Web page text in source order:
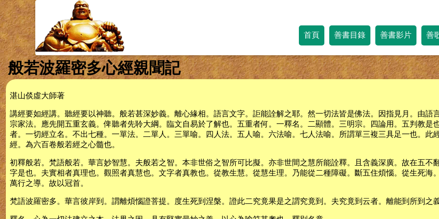
首頁 善書目錄 善書影片 善
般若波羅密多心經親聞記
湛山倓虛大師著
講經要如經講。聽經要以神聽。般若甚深妙義。離心緣相。語言文字。詎能詮解之耶。然一切法皆是佛法。因指見月。由
宗家法。應先開五重玄義。俾聽者先聆大綱。臨文自易於了解也。五重者何。一釋名。二顯體。三明宗。四論用。五判教
者。一切經立名。不出七種。一單法。二單人。三單喻。四人法。五人喻。六法喻。七人法喻。所謂單三複三具足一也。
經。為六百卷般若經之心髓也。
初釋般若。梵語般若。華言妙智慧。夫般若之智。本非世俗之智所可比擬。亦非世間之慧所能詮釋。且含義深廣。故在五
字是也。夫實相者真理也。觀照者真慧也。文字者真教也。從教生慧。從慧生理。乃能從二種障礙。斷五住煩惱。從生死
萬行之導。故以冠首。
梵語波羅密多。華言彼岸到。謂離煩惱證菩提。度生死到涅槃。證此二究竟果是之謂究竟到。夫究竟到云者。離能到所到之